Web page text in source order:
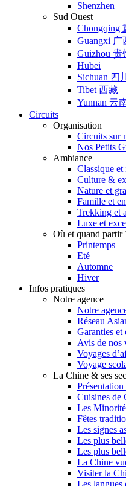
Shenzhen
Sud Ouest
Chongqing
Guangxi 广
Guizhou 贵
Hubei
Sichuan 四川
Tibet 西藏
Yunnan 云
Circuits
Organisation
Circuits sur
Nos Petits
Ambiance
Classique
Culture &
Nature et
Famille et
Trekking et
Luxe et
Où et quand partir
Printemps
Eté
Automne
Hiver
Infos pratiques
Notre agence
Notre
Réseau
Garanties et
Avis de nos
Voyages
Voyage
La Chine & ses
Cuisines de
Les
Fêtes
Les signes
Les plus
Les plus
La Chine
Visiter la